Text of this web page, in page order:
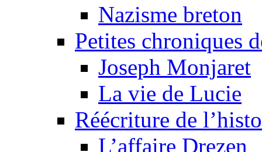
Nazisme breton
Petites chroniques
Joseph Monjaret
La vie de Lucie
Réécriture de
L’affaire Drezen